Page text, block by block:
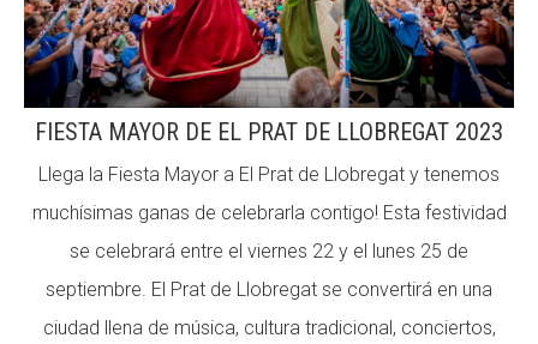
FIESTA MAYOR DE EL PRAT DE LLOBREGAT 2023
Llega la Fiesta Mayor a El Prat de Llobregat y tenemos
muchísimas ganas de celebrarla contigo! Esta festividad
se celebrará entre el viernes 22 y el lunes 25 de
septiembre. El Prat de Llobregat se convertirá en una
ciudad llena de música, cultura tradicional, conciertos,